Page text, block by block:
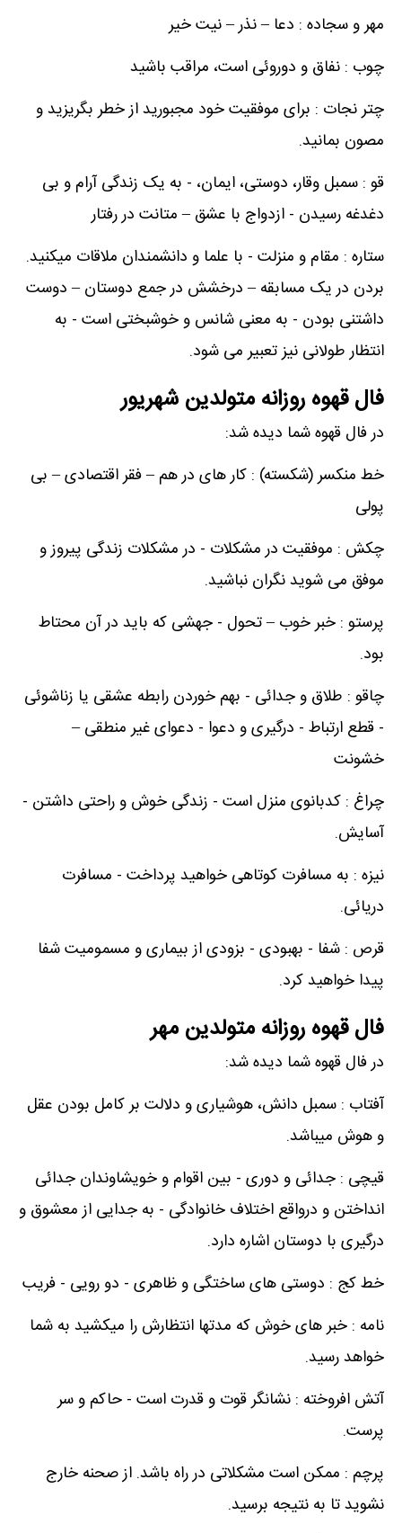
مهر و سجاده : دعا – نذر – نیت خیر
چوب : نفاق و دوروئی است، مراقب باشید
چتر نجات : برای موفقیت خود مجبورید از خطر بگریزید و
مصون بمانید.
قو : سمبل وقار، دوستی، ایمان، - به یک زندگی آرام و بی
دغدغه رسیدن - ازدواج با عشق – متانت در رفتار
ستاره : مقام و منزلت - با علما و دانشمندان ملاقات میکنید.
بردن در یک مسابقه – درخشش در جمع دوستان – دوست
داشتنی بودن - به معنی شانس و خوشبختی است - به
انتظار طولانی نیز تعبیر می شود.
فال قهوه روزانه متولدین شهریور
در فال قهوه شما دیده شد:
خط منکسر (شکسته) : کار های در هم – فقر اقتصادی – بی
پولی
چکش : موفقیت در مشکلات - در مشکلات زندگی پیروز و
موفق می شوید نگران نباشید.
پرستو : خبر خوب – تحول - جهشی که باید در آن محتاط
بود.
چاقو : طلاق و جدائی - بهم خوردن رابطه عشقی یا زناشوئی
- قطع ارتباط - درگیری و دعوا - دعوای غیر منطقی –
خشونت
چراغ : کدبانوی منزل است - زندگی خوش و راحتی داشتن -
آسایش.
نیزه : به مسافرت کوتاهی خواهید پرداخت - مسافرت
دریائی.
قرص : شفا - بهبودی - بزودی از بیماری و مسمومیت شفا
پیدا خواهید کرد.
فال قهوه روزانه متولدین مهر
در فال قهوه شما دیده شد:
آفتاب : سمبل دانش، هوشیاری و دلالت بر کامل بودن عقل
و هوش میباشد.
قیچی : جدائی و دوری - بین اقوام و خویشاوندان جدائی
انداختن و درواقع اختلاف خانوادگی - به جدایی از معشوق و
درگیری با دوستان اشاره دارد.
خط کج : دوستی های ساختگی و ظاهری - دو رویی - فریب
نامه : خبر های خوش که مدتها انتظارش را میکشید به شما
خواهد رسید.
آتش افروخته : نشانگر قوت و قدرت است - حاکم و سر
پرست.
پرچم : ممکن است مشکلاتی در راه باشد. از صحنه خارج
نشوید تا به نتیجه برسید.